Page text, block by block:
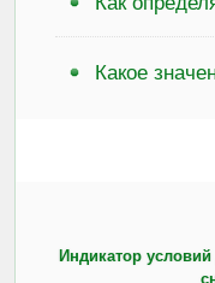
Какое
Индикатор